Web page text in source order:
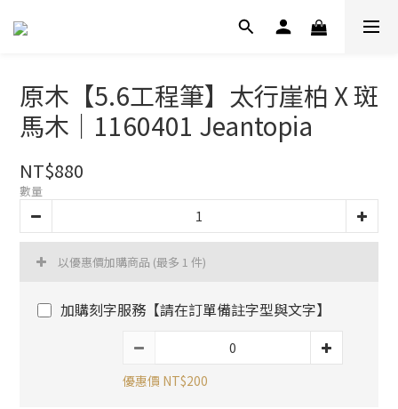
原木【5.6工程筆】太行崖柏 X 斑
馬木｜1160401 Jeantopia
NT$880
數量
以優惠價加購商品 (最多 1 件)
加購刻字服務【請在訂單備註字型與文字】
優惠價 NT$200